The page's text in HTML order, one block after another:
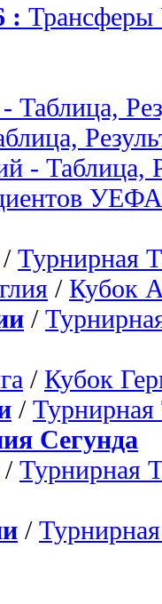
:
- Таблица,
УЕФА
/ Турнирная
/ Кубок
/
/ Кубок
/ Турнирная
Сегунда
/ Турнирная
/